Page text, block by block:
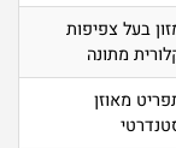
בעל צפיפות
מתונה
מאוזן